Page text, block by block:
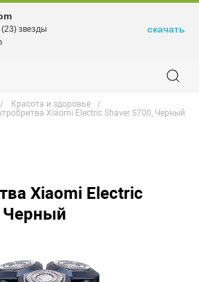
Красота и здоровье
Xiaomi Electric Shaver S700, Черный
Xiaomi Electric
Черный
(23) звезды
скачать